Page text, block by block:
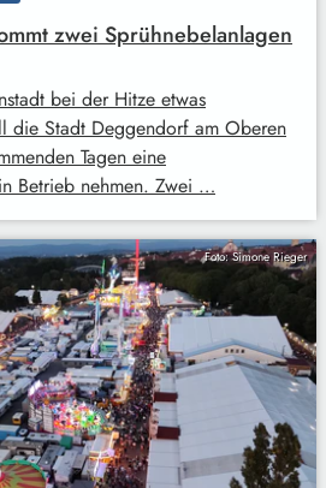
zwei Sprühnebelanlagen
bei der Hitze etwas
die Stadt Deggendorf am Oberen
Tagen eine
Betrieb nehmen. Zwei …
Foto: Simone Rieger